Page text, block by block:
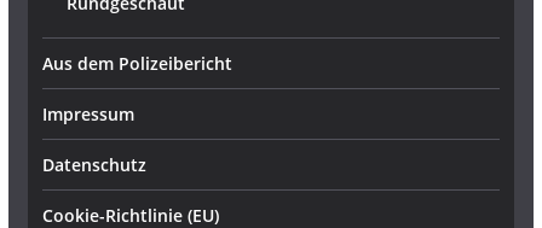
Aus dem Polizeibericht
Impressum
Datenschutz
Cookie-Richtlinie (EU)